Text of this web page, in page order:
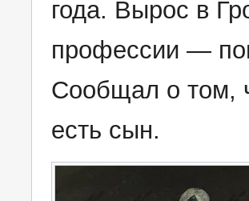
года. Вырос в
профессии —
Сообщал о том,
есть сын.